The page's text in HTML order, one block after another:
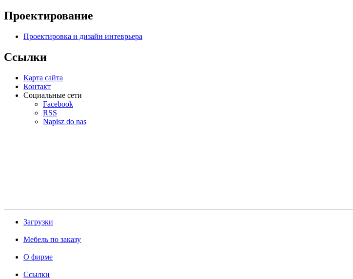
Проектирование
Проектировка и дизайн интеврьера
Ссылки
Карта сайта
Контакт
Социальные сети
Facebook
RSS
Napisz do nas
Загрузки
Мебель по заказу
О фирме
Ссылки